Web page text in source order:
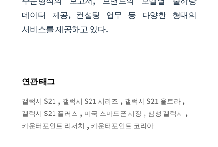
데이터 제공, 컨설팅 업무 등 다양한 형태의
서비스를 제공하고 있다.
연관 태그
갤럭시 S21 , 갤럭시 S21 시리즈 , 갤럭시 S21 울트라,
갤럭시 S21 플러스 , 미국 스마트폰 시장, 삼성 갤럭시 ,
카운터포인트 리서치 , 카운터포인트 코리아